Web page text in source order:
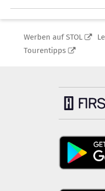
Werben auf STOL
Tourentipps